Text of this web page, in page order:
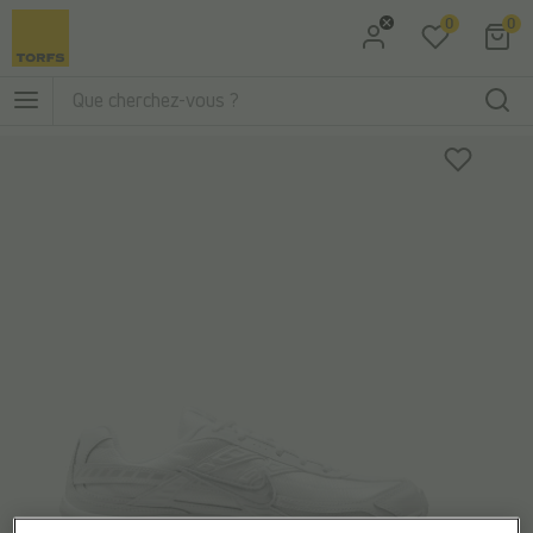
Aller au menu principal
0 0